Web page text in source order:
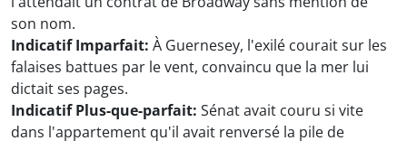
son nom.
Indicatif Imparfait: À Guernesey, l'exilé courait sur les
falaises battues par le vent, convaincu que la mer lui
dictait ses pages.
Indicatif Plus-que-parfait: Sénat avait couru si vite
dans l'appartement qu'il avait renversé la pile de